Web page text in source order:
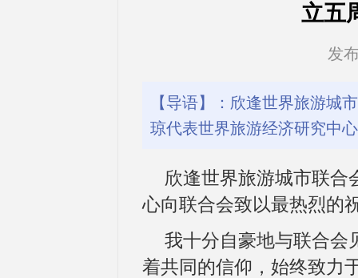
立五
发
【导语】：欣逢世界旅游城
琼代表世界旅游经济研究中
欣逢世界旅游城市联合
心向联合会致以最热烈的
我十分自豪地与联合会
着共同的信仰，始终致力